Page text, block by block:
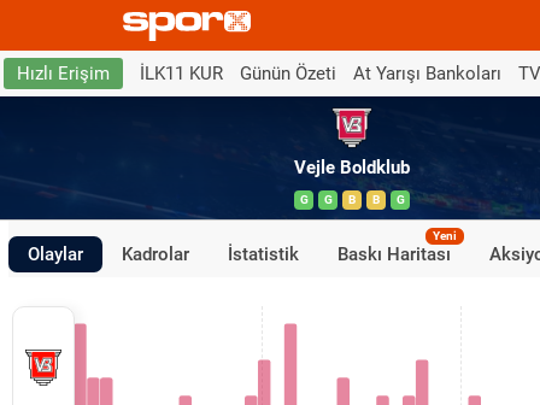
Hızlı Erişim İLK11 KUR Günün Özeti At Yarışı Bankoları
Vejle Boldklub
G G B B G
Olaylar Kadrolar İstatistik Baskı Haritası
Yeni